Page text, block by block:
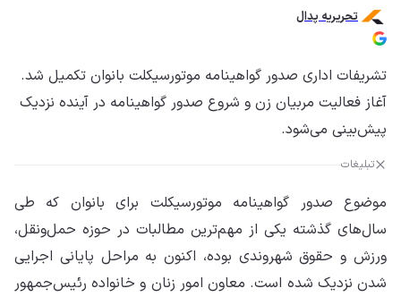
تحریریه پدال
تشریفات اداری صدور گواهینامه موتورسیکلت بانوان تکمیل شد.
آغاز فعالیت مربیان زن و شروع صدور گواهینامه در آینده نزدیک
پیش‌بینی می‌شود.
تبلیغات
موضوع صدور گواهینامه موتورسیکلت برای بانوان که طی
سال‌های گذشته یکی از مهم‌ترین مطالبات در حوزه حمل‌ونقل،
ورزش و حقوق شهروندی بوده، اکنون به مراحل پایانی اجرایی
شدن نزدیک شده است. معاون امور زنان و خانواده رئیس‌جمهور